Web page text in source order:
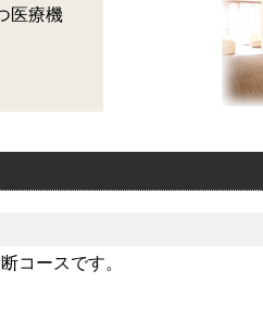
医療機
コースです。